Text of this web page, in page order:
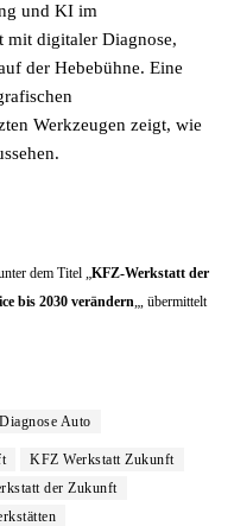
und KI im
mit digitaler Diagnose,
der Hebebühne. Eine
Werkzeugen zeigt, wie
dem Titel „KFZ-Werkstatt der
bis 2030 verändern„, übermittelt
Auto
KFZ Werkstatt Zukunft
der Zukunft